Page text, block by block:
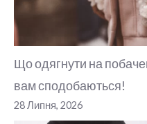
Що одягнути на
вам сподобаються!
28 Липня, 2026